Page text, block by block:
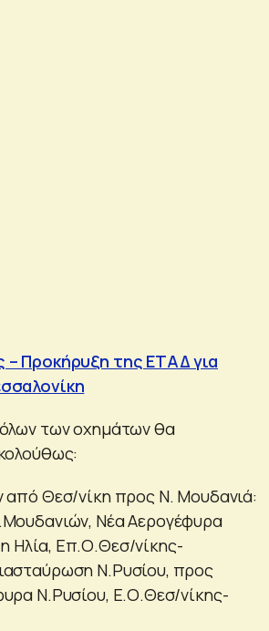
– Προκήρυξη της ΕΤΑΔ για
των οχημάτων θα
από Θεσ/νίκη προς Ν. Μουδανιά:
Νέα Αερογέφυρα
Ηλία, Επ.Ο.Θεσ/νίκης-
Ν.Ρυσίου, προς
Ν.Ρυσίου, Ε.Ο.Θεσ/νίκης-